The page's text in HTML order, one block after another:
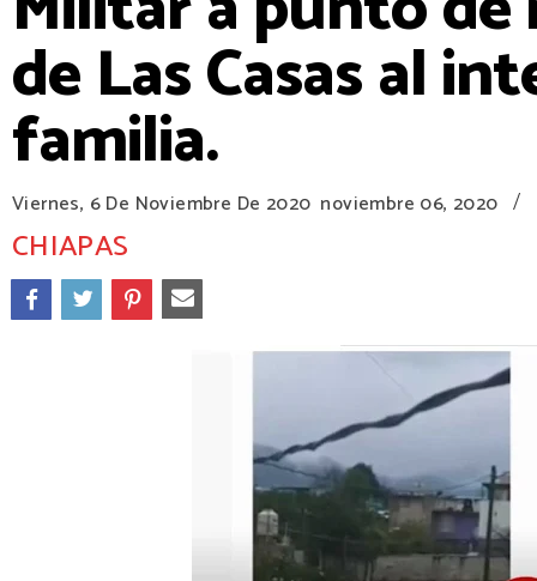
de Las Casas al
familia.
Viernes, 6 De Noviembre De 2020 noviembre 06, 2020 /
CHIAPAS